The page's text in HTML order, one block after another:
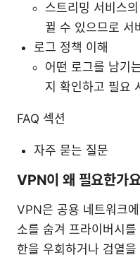
스트리밍 서비스
뀔 수 있으므로 서
로그 정책 이해
어떤 로그를 남기
지 확인하고 필요
FAQ 섹션
자주 묻는 질문
VPN이 왜 필요한가
VPN은 공용 네트워크
소를 숨겨 프라이버시
한을 우회하거나 검열